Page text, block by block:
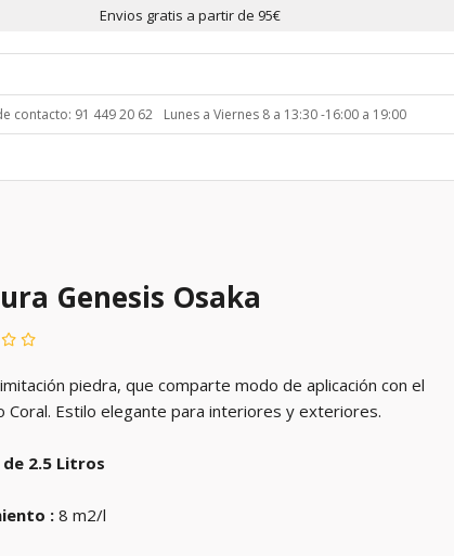
Envios gratis a partir de 95€
contacto: 91 449 20 62 Lunes a Viernes 8 a 13:30 -16:00 a 19:00
Genesis Osaka
piedra, que comparte modo de aplicación con el
Coral. Estilo elegante para interiores y exteriores.
de 2.5 Litros
: 8 m2/l